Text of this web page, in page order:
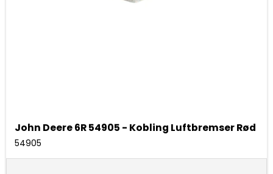
John Deere 6R 54905 - Kobling Luftbremser Rød
54905